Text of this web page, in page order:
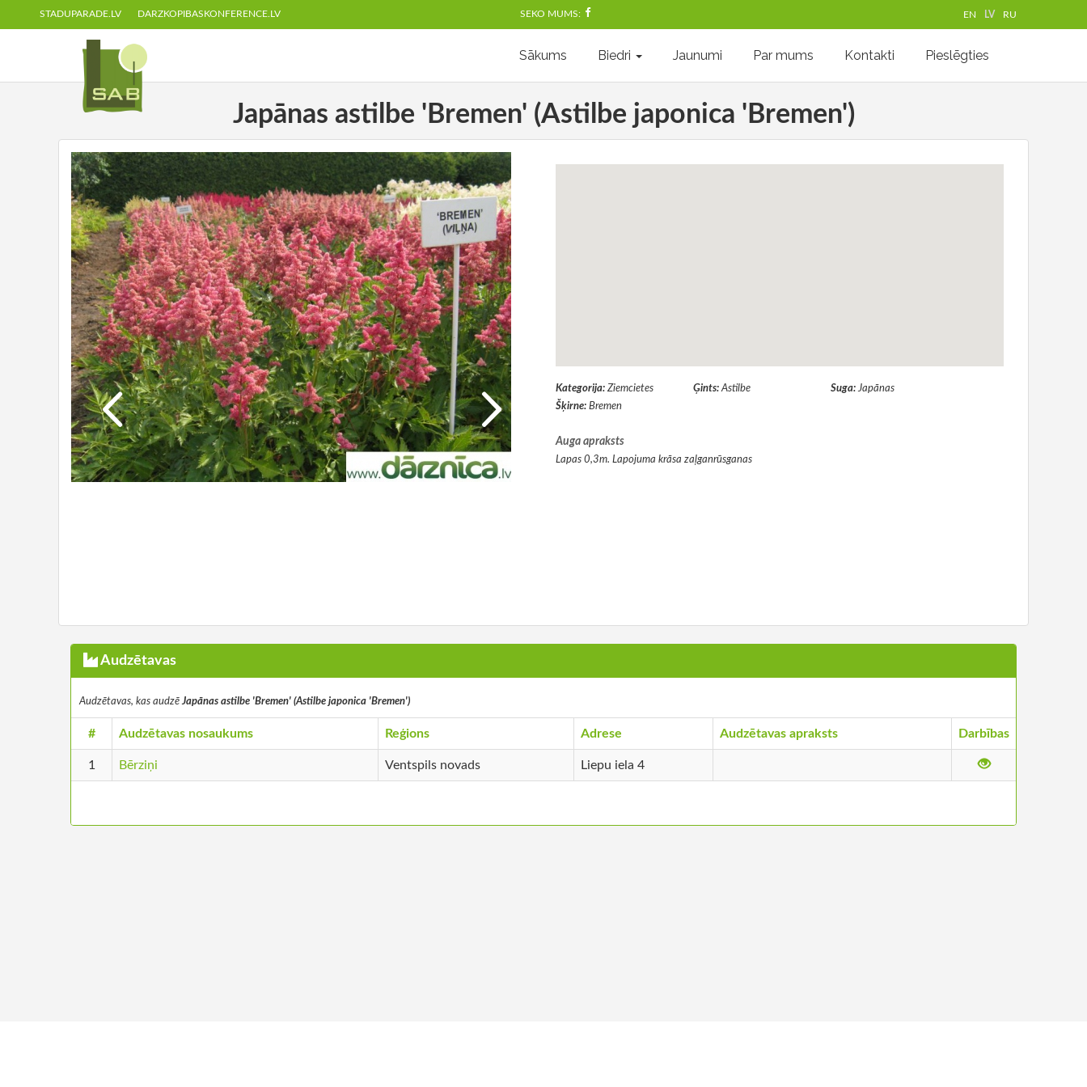
STADUPARADE.LV DARZKOPIBASKONFERENCE.LV SEKO MUMS: EN LV RU
Sākums Biedri Jaunumi Par mums Kontakti Pieslēgties
Japānas astilbe 'Bremen' (Astilbe japonica 'Bremen')
Kategorija: Ziemcietes Ģints: Astilbe Suga: Japānas
Šķirne: Bremen
Auga apraksts
Lapas 0,3m. Lapojuma krāsa zaļganrūsganas
Audzētavas
Audzētavas, kas audzē Japānas astilbe 'Bremen' (Astilbe japonica 'Bremen')
# Audzētavas nosaukums Reģions Adrese Audzētavas apraksts Darbības
1 Bērziņi Ventspils novads Liepu iela 4